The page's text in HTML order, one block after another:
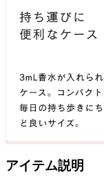
アイテム説明